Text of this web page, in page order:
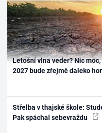
Letošní vlna veder? Nic
2027 bude zřejmě daleko
Střelba v thajské škole:
Pak spáchal sebevraždu